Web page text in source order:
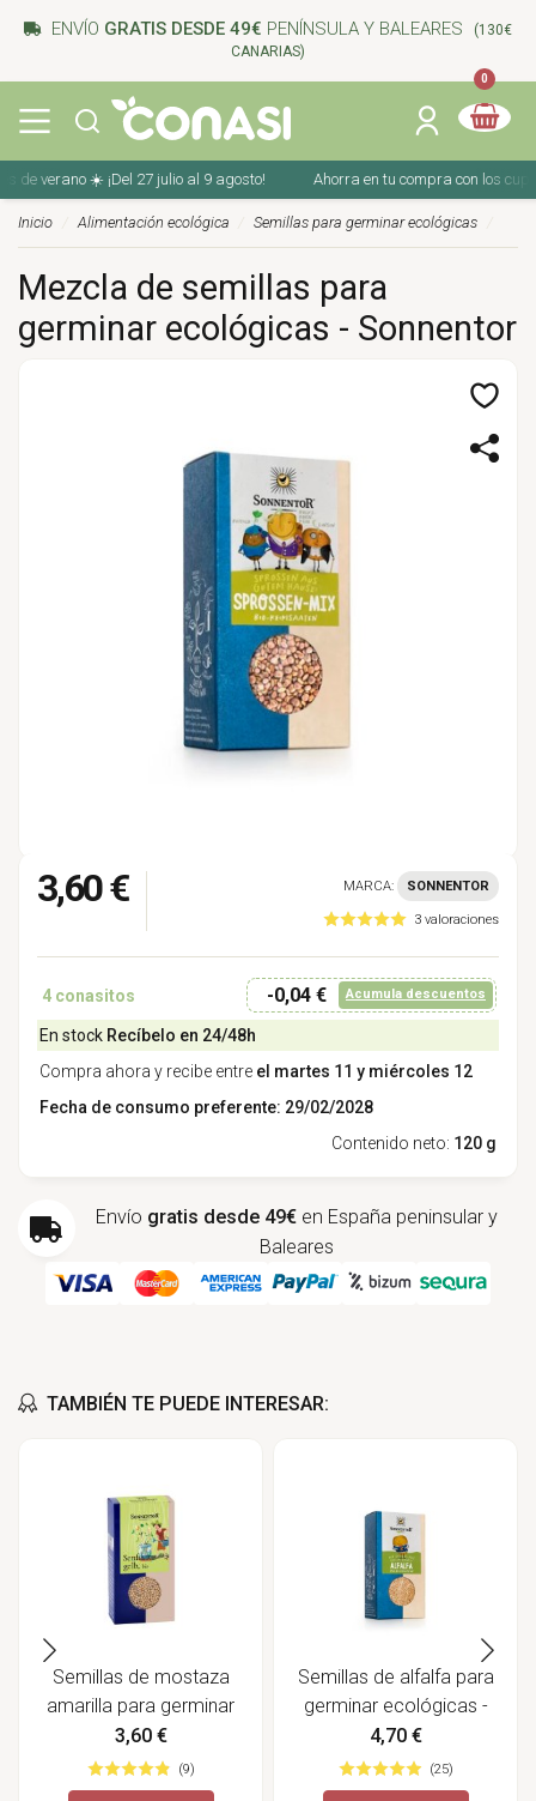
ENVÍO GRATIS DESDE 49€ PENÍNSULA Y BALEARES
(130€
CANARIAS)
0
verano ☀️ ¡Del 27 julio al 9 agosto! Ahorra en tu compra con los
Inicio Alimentación ecológica Semillas para germinar ecológicas
Mezcla de semillas para
germinar ecológicas - Sonnentor
3,60 € MARCA: SONNENTOR
3 valoraciones
4 conasitos -0,04 € Acumula descuentos
En stock Recíbelo en 24/48h
Compra ahora y recibe entre el martes 11 y miércoles 12
Fecha de consumo preferente: 29/02/2028
Contenido neto: 120 g
Envío gratis desde 49€ en España peninsular y
Baleares
TAMBIÉN TE PUEDE INTERESAR:
Semillas de mostaza
amarilla para germinar
ecológicas - Sonnentor
3,60 €
(9)
Semillas de alfalfa para
germinar ecológicas -
Sonnentor
4,70 €
(25)